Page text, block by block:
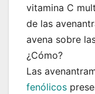
vitamina C
de las
avena sobre
¿Cómo?
Las
fenólicos